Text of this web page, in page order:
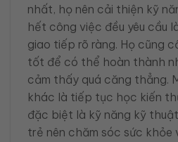
nhất, họ nên cải thiện kỹ
hết công việc đều yêu cầu
giao tiếp rõ ràng. Họ cũng
tốt để có thể hoàn thành
cảm thấy quá căng thẳng.
khác là tiếp tục học kiến
đặc biệt là kỹ năng kỹ
trẻ nên chăm sóc sức khỏe